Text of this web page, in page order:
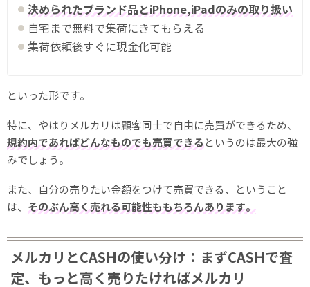
決められたブランド品とiPhone,iPadのみの取り扱い
自宅まで無料で集荷にきてもらえる
集荷依頼後すぐに現金化可能
といった形です。
特に、やはりメルカリは顧客同士で自由に売買ができるため、
規約内であればどんなものでも売買できるというのは最大の強
みでしょう。
また、自分の売りたい金額をつけて売買できる、ということ
は、 そのぶん高く売れる可能性ももちろんあります。
メルカリとCASHの使い分け：まずCASHで査
定、もっと高く売りたければメルカリ